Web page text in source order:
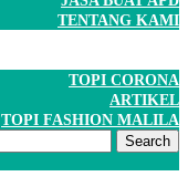
TENTANG KAMI
TOPI CORONA
ARTIKEL
TOPI FASHION MALILA